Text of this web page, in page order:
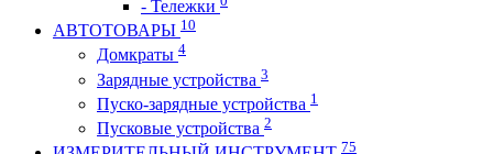
- Тележки
АВТОТОВАРЫ 10
Домкраты 4
Зарядные устройства 3
Пуско-зарядные устройства 1
Пусковые устройства 2
75